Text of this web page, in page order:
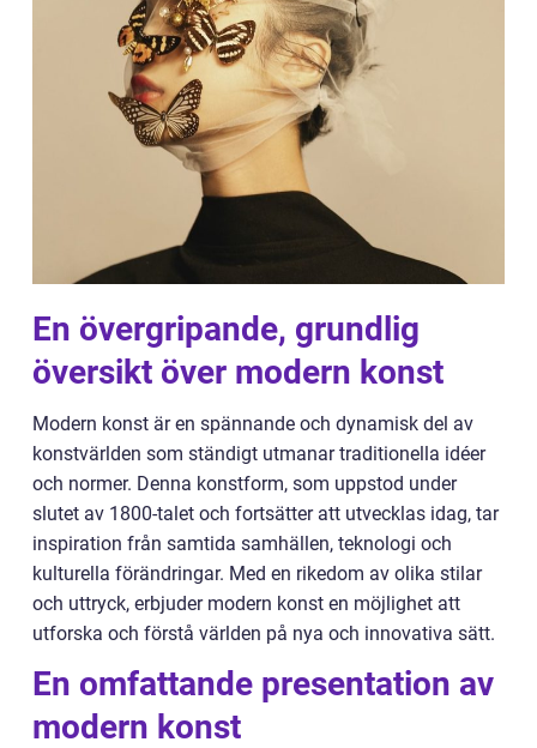
En övergripande, grundlig
översikt över modern konst
Modern konst är en spännande och dynamisk del av
konstvärlden som ständigt utmanar traditionella idéer
och normer. Denna konstform, som uppstod under
slutet av 1800-talet och fortsätter att utvecklas idag, tar
inspiration från samtida samhällen, teknologi och
kulturella förändringar. Med en rikedom av olika stilar
och uttryck, erbjuder modern konst en möjlighet att
utforska och förstå världen på nya och innovativa sätt.
En omfattande presentation av
modern konst